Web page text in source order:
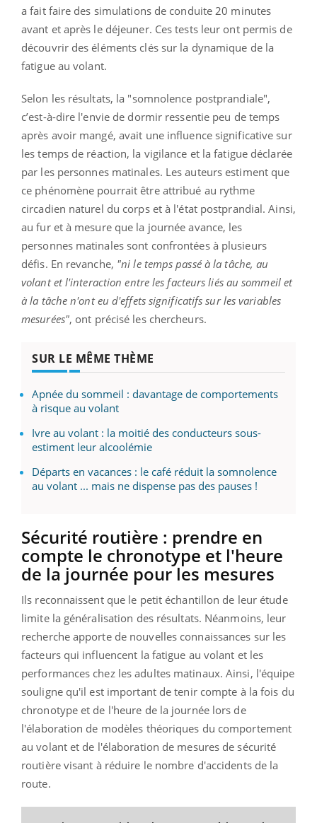
a fait faire des simulations de conduite 20 minutes
avant et après le déjeuner. Ces tests leur ont permis de
découvrir des éléments clés sur la dynamique de la
fatigue au volant.
Selon les résultats, la "somnolence postprandiale",
c’est-à-dire l'envie de dormir ressentie peu de temps
après avoir mangé, avait une influence significative sur
les temps de réaction, la vigilance et la fatigue déclarée
par les personnes matinales. Les auteurs estiment que
ce phénomène pourrait être attribué au rythme
circadien naturel du corps et à l'état postprandial. Ainsi,
au fur et à mesure que la journée avance, les
personnes matinales sont confrontées à plusieurs
défis. En revanche, "ni le temps passé à la tâche, au
volant et l'interaction entre les facteurs liés au sommeil et
à la tâche n'ont eu d'effets significatifs sur les variables
mesurées", ont précisé les chercheurs.
SUR LE MÊME THÈME
Apnée du sommeil : davantage de comportements
à risque au volant
Ivre au volant : la moitié des conducteurs sous-
estiment leur alcoolémie
Départs en vacances : le café réduit la somnolence
au volant ... mais ne dispense pas des pauses !
Sécurité routière : prendre en
compte le chronotype et l'heure
de la journée pour les mesures
Ils reconnaissent que le petit échantillon de leur étude
limite la généralisation des résultats. Néanmoins, leur
recherche apporte de nouvelles connaissances sur les
facteurs qui influencent la fatigue au volant et les
performances chez les adultes matinaux. Ainsi, l'équipe
souligne qu'il est important de tenir compte à la fois du
chronotype et de l'heure de la journée lors de
l'élaboration de modèles théoriques du comportement
au volant et de l'élaboration de mesures de sécurité
routière visant à réduire le nombre d'accidents de la
route.